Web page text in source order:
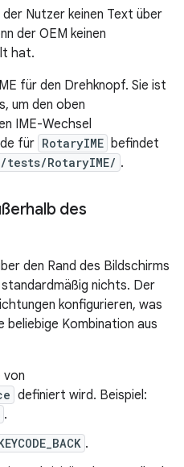
Nutzer keinen Text über
der OEM keinen
hat.
für den Drehknopf. Sie ist
um den oben
IME-Wechsel
für RotaryIME befindet
tests/RotaryIME/ .
des
den Rand des Bildschirms
nichts. Der
konfigurieren, was
beliebige Kombination aus
von
definiert wird. Beispiel:
.
.